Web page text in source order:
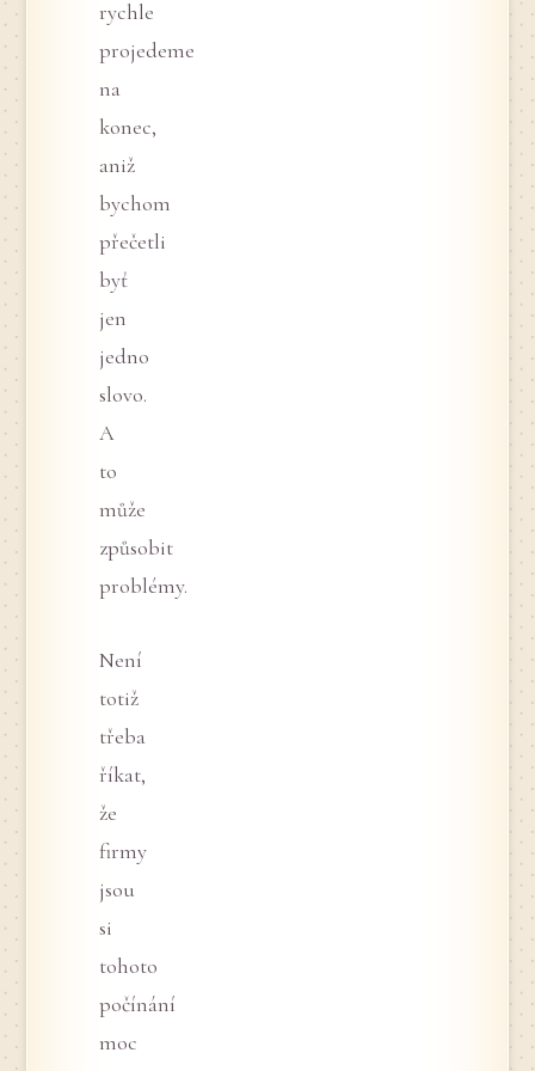
rychle
projedeme
na
konec,
aniž
bychom
přečetli
byť
jen
jedno
slovo.
A
to
může
způsobit
problémy.
Není
totiž
třeba
říkat,
že
firmy
jsou
si
tohoto
počínání
moc